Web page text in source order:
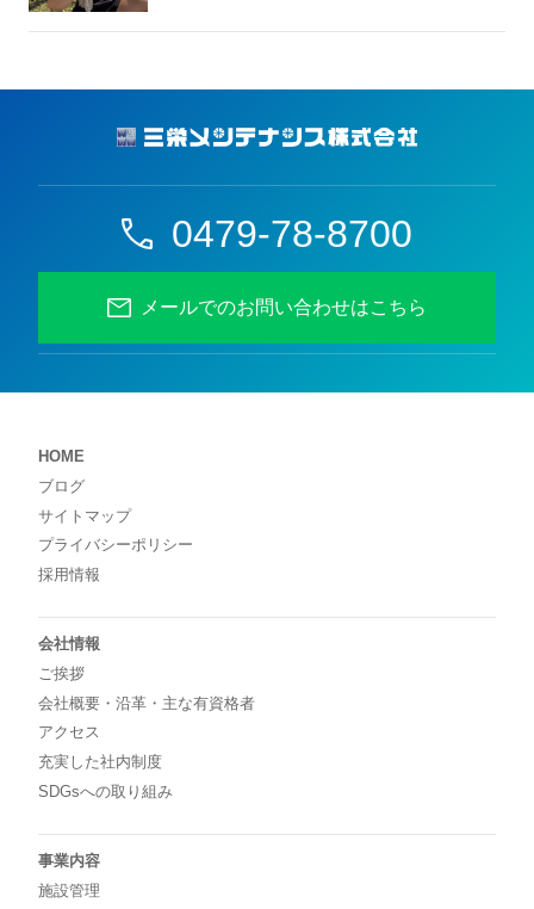
0479-78-8700
メールでのお問い合わせはこちら
HOME
ブログ
サイトマップ
プライバシーポリシー
採用情報
会社情報
ご挨拶
会社概要・沿革・主な有資格者
アクセス
充実した社内制度
SDGsへの取り組み
事業内容
施設管理